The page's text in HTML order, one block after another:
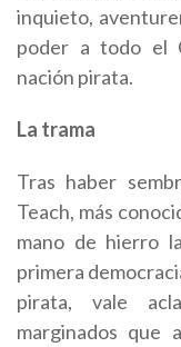
inquieto,
poder a todo el
nación pirata.
La trama
Tras haber
Teach, más
mano de hierro
primera
pirata, vale
marginados que